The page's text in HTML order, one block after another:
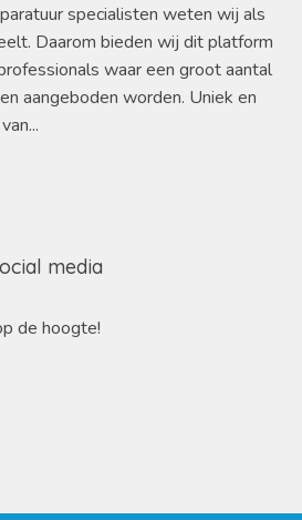
specialisten weten wij als
Daarom bieden wij dit platform
waar een groot aantal
aangeboden worden. Uniek en
media
de hoogte!